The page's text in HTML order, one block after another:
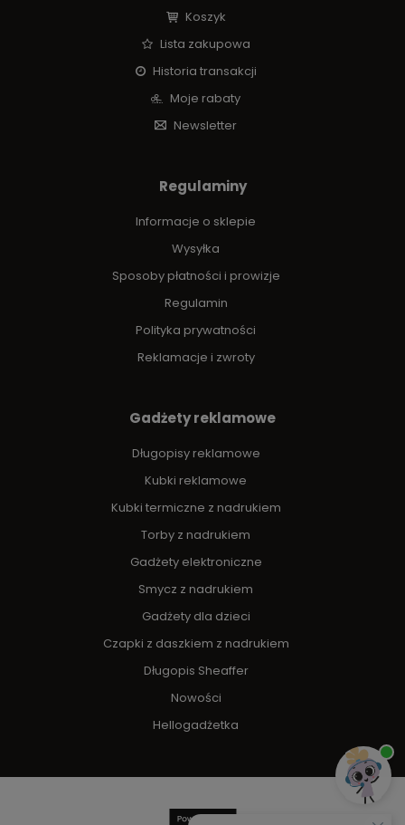
Koszyk
Lista zakupowa
Historia transakcji
Moje rabaty
Newsletter
Regulaminy
Informacje o sklepie
Wysyłka
Sposoby płatności i prowizje
Regulamin
Polityka prywatności
Reklamacje i zwroty
Gadżety reklamowe
Długopisy reklamowe
Kubki reklamowe
Kubki termiczne z nadrukiem
Torby z nadrukiem
Gadżety elektroniczne
Smycz z nadrukiem
Gadżety dla dzieci
Czapki z daszkiem z nadrukiem
Długopis Sheaffer
Nowości
Hellogadżetka